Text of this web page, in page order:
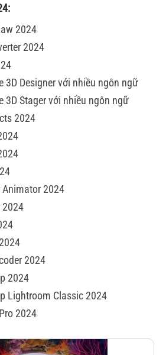
2024
2024
3D Designer với nhiều ngôn ngữ
3D Stager với nhiều ngôn ngữ
2024
Animator 2024
2024
2024
2024
Lightroom Classic 2024
2024